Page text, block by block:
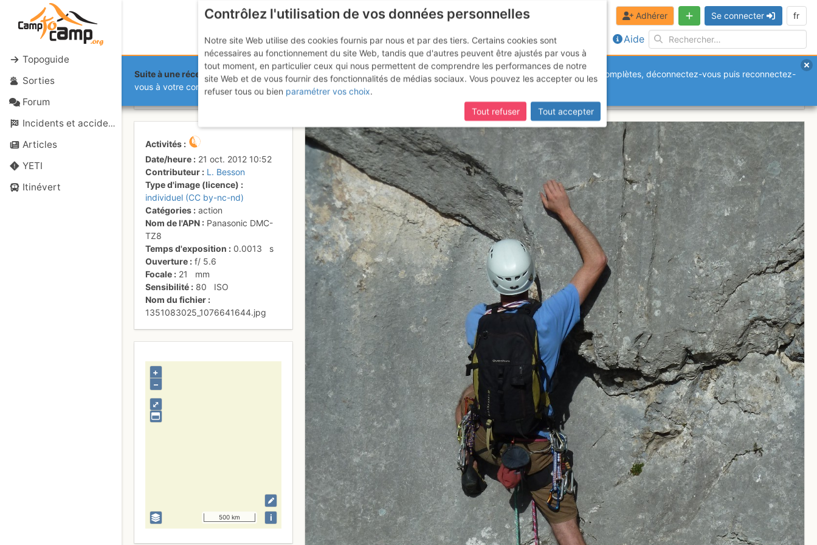
Topoguide
Sorties
Forum
Incidents et accidents
Articles
YETI
Itinévert
Aide
Adhérer Se connecter fr
Suite à une récente et importante mise à jour du site,si certaines pages ne sont plus accessibles, manquantes ou incomplètes, déconnectez-vous puis reconnectez-
vous à votre compte sur le site.
L3 Docteur Banjo
Activités
Date/heure
21 oct. 2012 10:52
Contributeur
L. Besson
Type d'image (licence)
individuel (CC by-nc-nd)
Catégories
action
Nom de l'APN
Panasonic DMC-
TZ8
Temps d'exposition
0.0013
s
Ouverture
f/5.6
Focale
21
mm
Sensibilité
80
ISO
Nom du fichier
1351083025_1076641644.jpg
⤢
+
–
500 km i
Contrôlez l'utilisation de vos données personnelles
Notre site Web utilise des cookies fournis par nous et par des tiers. Certains cookies sont
nécessaires au fonctionnement du site Web, tandis que d'autres peuvent être ajustés par vous à
tout moment, en particulier ceux qui nous permettent de comprendre les performances de notre
site Web et de vous fournir des fonctionnalités de médias sociaux. Vous pouvez les accepter ou les
refuser tous ou bien paramétrer vos choix.
Tout refuser
Tout accepter